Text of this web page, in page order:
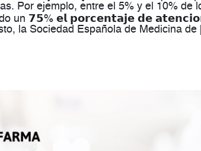
Por ejemplo, entre el 5% y el 10% de
un 𝟳𝟱% 𝗲𝗹 𝗽𝗼𝗿𝗰𝗲𝗻𝘁𝗮𝗷𝗲 𝗱𝗲
la Sociedad Española de Medicina